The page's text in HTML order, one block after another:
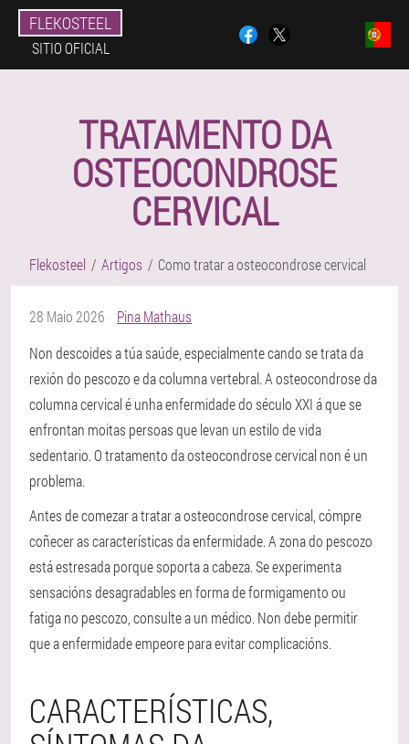
FLEKOSTEEL
SITIO OFICIAL
TRATAMENTO DA
OSTEOCONDROSE
CERVICAL
Flekosteel Artigos Como tratar a osteocondrose cervical
28 Maio 2026
Pina Mathaus
Non descoides a túa saúde, especialmente cando se trata da
rexión do pescozo e da columna vertebral. A osteocondrose da
columna cervical é unha enfermidade do século XXI á que se
enfrontan moitas persoas que levan un estilo de vida
sedentario. O tratamento da osteocondrose cervical non é un
problema.
Antes de comezar a tratar a osteocondrose cervical, cómpre
coñecer as características da enfermidade. A zona do pescozo
está estresada porque soporta a cabeza. Se experimenta
sensacións desagradables en forma de formigamento ou
fatiga no pescozo, consulte a un médico. Non debe permitir
que a enfermidade empeore para evitar complicacións.
CARACTERÍSTICAS,